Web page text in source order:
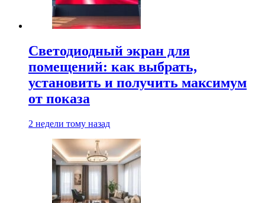
Светодиодный экран для
помещений: как выбрать,
установить и получить максимум
от показа
2 недели тому назад